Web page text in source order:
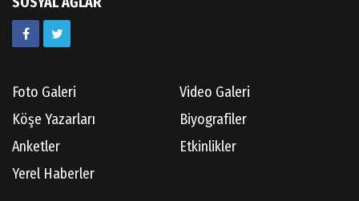
Doç.Dr.İbrahim KOÇ
Foto Galeri
Video Galeri
Köşe Yazarları
Biyografiler
Anketler
Etkinlikler
Yerel Haberler